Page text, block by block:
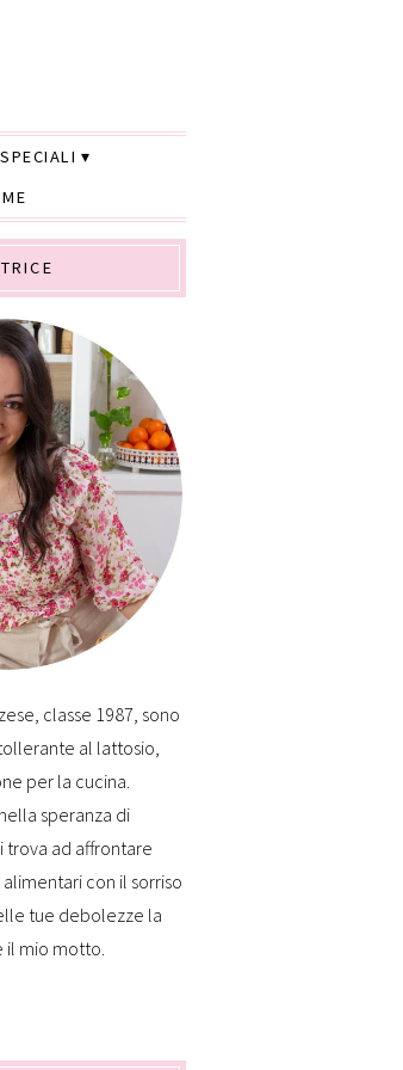
SPECIALI
classe 1987, sono
al lattosio,
per la cucina.
speranza di
trova ad affrontare
con il sorriso
tue debolezze la
il mio motto.